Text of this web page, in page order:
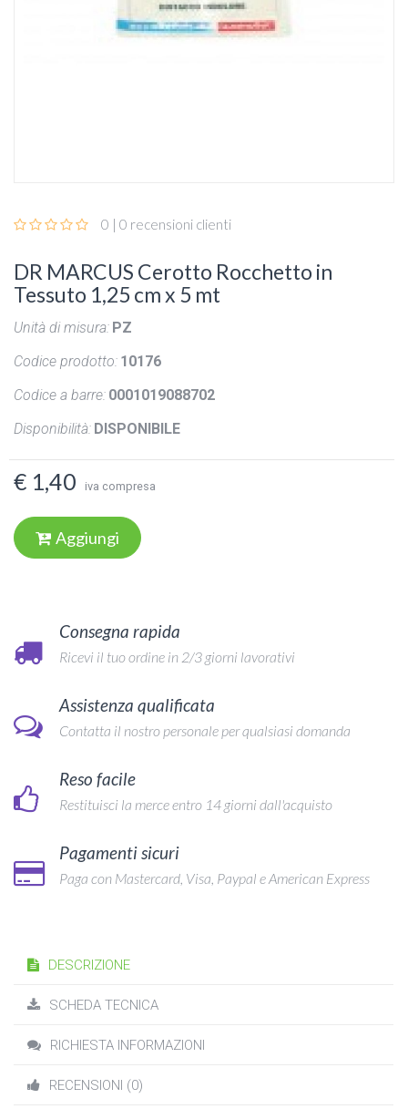
0 | 0 recensioni clienti
DR MARCUS Cerotto Rocchetto in
Tessuto 1,25 cm x 5 mt
Unità di misura: PZ
Codice prodotto: 10176
Codice a barre: 0001019088702
Disponibilità: DISPONIBILE
€ 1,40 iva compresa
Aggiungi
Consegna rapida
Ricevi il tuo ordine in 2/3 giorni lavorativi
Assistenza qualificata
Contatta il nostro personale per qualsiasi domanda
Reso facile
Restituisci la merce entro 14 giorni dall'acquisto
Pagamenti sicuri
Paga con Mastercard, Visa, Paypal e American Express
DESCRIZIONE
SCHEDA TECNICA
RICHIESTA INFORMAZIONI
RECENSIONI (0)